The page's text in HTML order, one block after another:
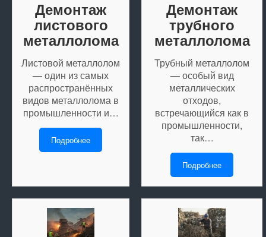
Демонтаж
листового
металлолома
Листовой металлолом
— один из самых
распространённых
видов металлолома в
промышленности и…
Подробнее
Демонтаж
трубного
металлолома
Трубный металлолом
— особый вид
металлических
отходов,
встречающийся как в
промышленности,
так…
Подробнее